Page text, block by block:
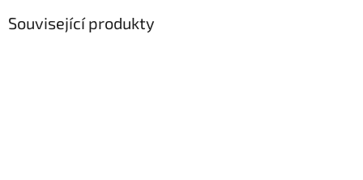
Související produkty